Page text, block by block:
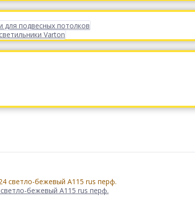
для подвесных потолков
Varton
бежевый А115 rus перф.